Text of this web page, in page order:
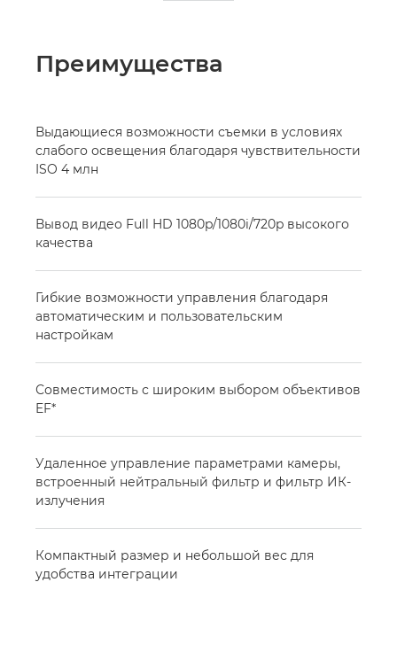
Преимущества
Выдающиеся возможности съемки в условиях
слабого освещения благодаря чувствительности
ISO 4 млн
Вывод видео Full HD 1080p/1080i/720p высокого
качества
Гибкие возможности управления благодаря
автоматическим и пользовательским
настройкам
Совместимость с широким выбором объективов
EF*
Удаленное управление параметрами камеры,
встроенный нейтральный фильтр и фильтр ИК-
излучения
Компактный размер и небольшой вес для
удобства интеграции